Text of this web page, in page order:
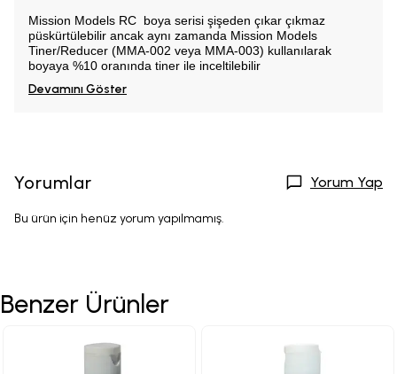
Mission Models RC boya serisi şişeden çıkar çıkmaz
püskürtülebilir ancak aynı zamanda Mission Models
Tiner/Reducer (MMA-002 veya MMA-003) kullanılarak
boyaya %10 oranında tiner ile inceltilebilir
Devamını Göster
Yorumlar Yorum Yap
Bu ürün için henüz yorum yapılmamış.
Benzer Ürünler